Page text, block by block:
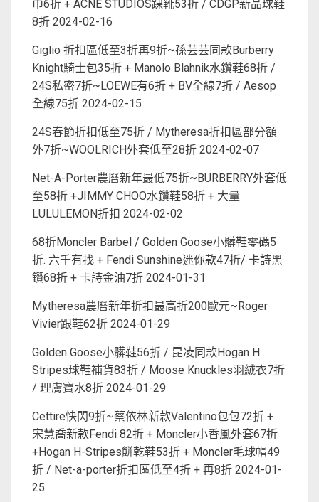
巾6折 + ACNE STUDIOS踝靴53折 / CDGP新品球鞋
8折 2024-02-16
Giglio 折扣區低至3折再9折~孫芸芸同款Burberry
Knight騎士包35折 + Manolo Blahnik水鑽鞋68折 /
24S私密7折~LOEWE有6折 + BV全線7折 / Aesop
全線75折 2024-02-15
24S春節折扣低至75折 / Mytheresa折扣區部分額
外7折~WOOLRICH外套低至28折 2024-02-07
Net-A-Porter農曆新年最低75折~BURBERRY外套低
至58折 +JIMMY CHOO水鑽鞋58折 + 大量
LULULEMON折扣 2024-02-02
68折Moncler Barbel / Golden Goose小髒鞋零碼5
折. 六千有找 + Fendi Sunshine迷你款47折/ 卡詩黑
鑽68折 + 卡詩金油7折 2024-01-31
Mytheresa農曆新年折扣最高折200歐元~Roger
Vivier跟鞋62折 2024-01-29
Golden Goose小髒鞋56折 / 昆凌同款Hogan H
Stripes球鞋補貨83折 / Moose Knuckles羽絨衣7折
/ 理膚寶水8折 2024-01-29
Cettire快閃9折~蔡依林新款Valentino包包72折 +
宋慧喬新款Fendi 82折 + Moncler小香風外套67折
+Hogan H-Stripes餅乾鞋53折 + Moncler毛球帽49
折 / Net-a-porter折扣區低至4折 + 再8折 2024-01-
25